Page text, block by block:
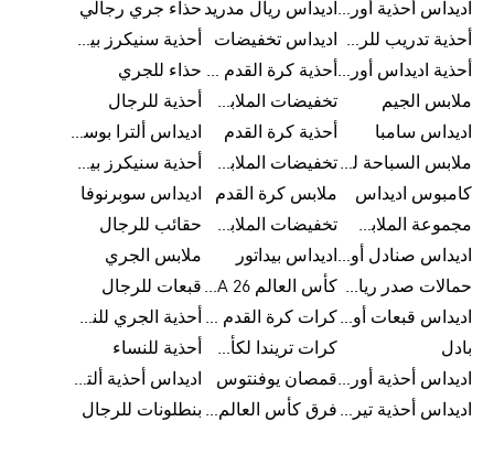
اديداس أحذية أورجينالز اديداس ريال مدريد حذاء جري رجالي
أحذية تدريب للرجال
اديداس تخفيضات
أحذية سنيكرز بيضاء للرجال
أحذية اديداس أورجينال للنساء
أحذية كرة القدم للرجال حذاء للجري
ملابس الجيم
تخفيضات الملابس للأطفال
أحذية للرجال
اديداس سامبا
أحذية كرة القدم
اديداس ألترا بوست
ملابس السباحة للرجال
تخفيضات الملابس الرياضية
أحذية سنيكرز بيضاء للرجال
كامبوس اديداس
ملابس كرة القدم
اديداس سوبرنوفا
مجموعة الملابس الرياضية
تخفيضات الملابس للرجال
حقائب للرجال
اديداس صنادل أورجينال للنساء اديداس بيداتور
ملابس الجري
حمالات صدر رياضية
كأس العالم FIFA 26™ قبعات للرجال
اديداس قبعات أورجينال للرجال
كرات كرة القدم للرجال
أحذية الجري للنساء
بادل
كرات تريندا لكأس العالم FIFA 26™
أحذية للنساء
اديداس أحذية أورجينال للرجالقمصان يوفنتوس
اديداس أحذية ألترا بوست للرجال
اديداس أحذية تيريكس
فرق كأس العالم FIFA 26™ بنطلونات للرجال